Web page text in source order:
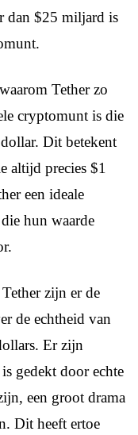
dan $25 miljard is
Tether zo
cryptomunt is die
Dit betekent
altijd precies $1
een ideale
hun waarde
zijn er de
de echtheid van
Er zijn
gedekt door echte
een groot drama
Dit heeft ertoe